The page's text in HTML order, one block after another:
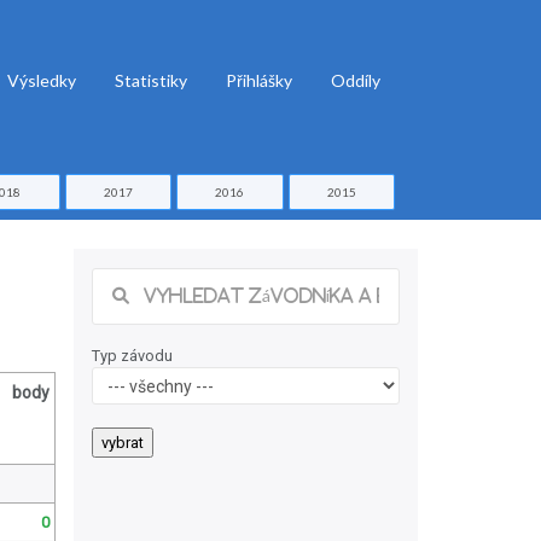
Výsledky Statistiky Přihlášky Oddíly
2017 2016 2015
body
0
Typ závodu